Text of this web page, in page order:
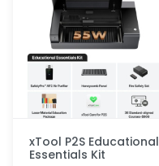
xTool P2S Educational
Essentials Kit